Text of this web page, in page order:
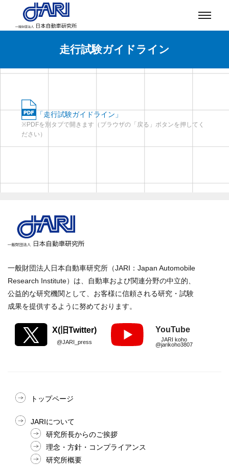
走行試験ガイドライン
「走行試験ガイドライン」
※PDFを別タブで開きます（ブラウザの「戻る」ボタンを押してく
ださい）
一般財団法人日本自動車研究所（JARI：Japan Automobile
Research Institute）は、自動車および関連分野の中立的、
公益的な研究機関として、お客様に信頼される研究・試験
成果を提供するように努めております。
X(旧Twitter)
@JARI_press
YouTube
JARI koho
@jarikoho3807
トップページ
JARIについて
研究所長からのご挨拶
理念・方針・コンプライアンス
研究所概要